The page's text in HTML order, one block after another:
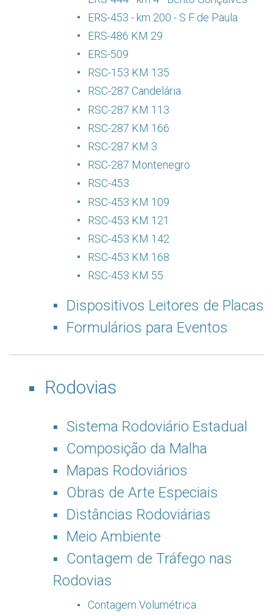
ERS-453 - km 200 - S F de Paula
ERS-486 KM 29
ERS-509
RSC-153 KM 135
RSC-287 Candelária
RSC-287 KM 113
RSC-287 KM 166
RSC-287 KM 3
RSC-287 Montenegro
RSC-453
RSC-453 KM 109
RSC-453 KM 121
RSC-453 KM 142
RSC-453 KM 168
RSC-453 KM 55
Dispositivos Leitores de Placas
Formulários para Eventos
Rodovias
Sistema Rodoviário Estadual
Composição da Malha
Mapas Rodoviários
Obras de Arte Especiais
Distâncias Rodoviárias
Meio Ambiente
Contagem de Tráfego nas
Rodovias
Contagem Volumétrica